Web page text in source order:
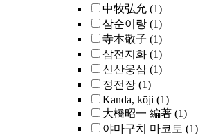
中牧弘允 (1)
삼순이랑 (1)
寺本敬子 (1)
삼전지화 (1)
신산웅삼 (1)
정전장 (1)
Kanda, kōji (1)
大橋昭一 編著 (1)
야마구치 마코토 (1)